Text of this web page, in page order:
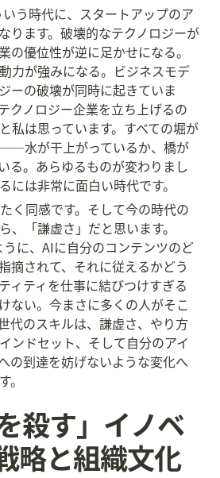
う時代に、スタートアップのア
ります。破壊的なテクノロジーが
の優位性が逆に足かせになる。
力が強みになる。ビジネスモデ
ーの破壊が同時に起きていま
クノロジー企業を立ち上げるの
私は思っています。すべての堀が
水が干上がっているか、橋が
る。あらゆるものが変わりまし
には非常に面白い時代です。
く同感です。そして今の時代の
、「謙虚さ」だと思います。
に、AIに自分のコンテンツのど
摘されて、それに従えるかどう
ィティを仕事に結びつけすぎる
ない。今まさに多くの人がそこ
代のスキルは、謙虚さ、やり方
ンドセット、そして自分のアイ
の到達を妨げないような変化へ
。
殺す」イノベ
略と組織文化